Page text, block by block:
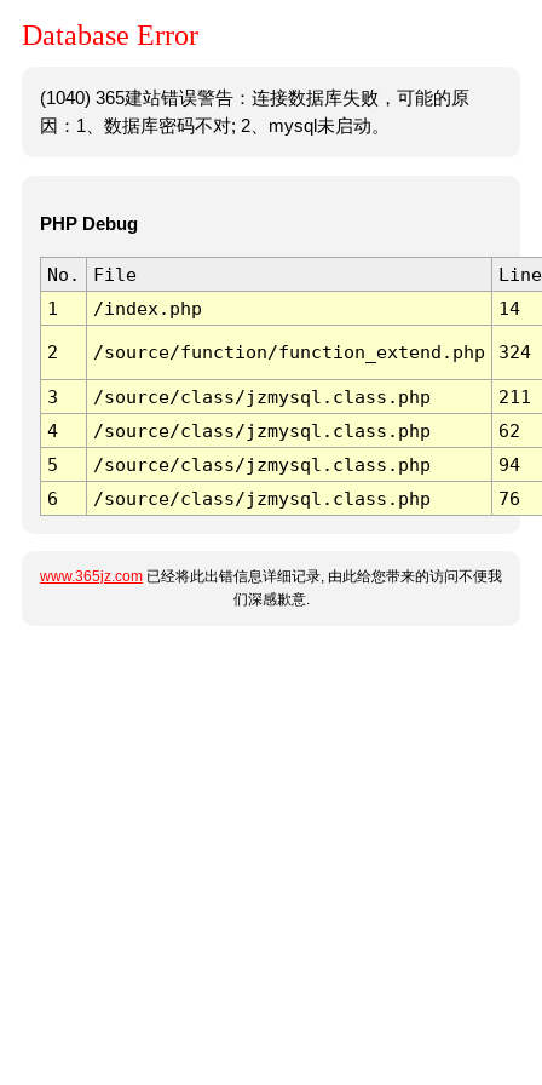
Database Error
(1040) 365建站错误警告：连接数据库失败，可能的原
因：1、数据库密码不对; 2、mysql未启动。
PHP Debug
No. File
Line
1
/index.php 14
2 /source/function/function_extend.php 324
3 /source/class/jzmysql.class.php
211
4
/source/class/jzmysql.class.php
62
5
/source/class/jzmysql.class.php
94
6
/source/class/jzmysql.class.php 76
www.365jz.com 已经将此出错信息详细记录, 由此给您带来的访问不便我
们深感歉意.